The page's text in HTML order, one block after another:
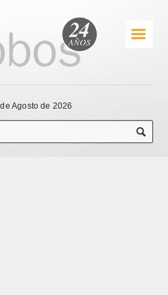
☰
Agosto de 2026